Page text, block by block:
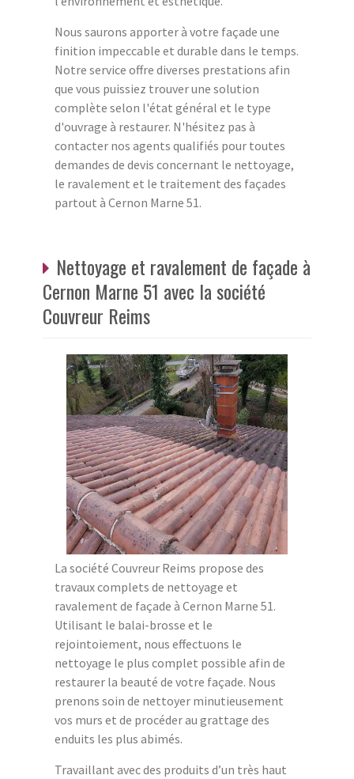
Nous saurons apporter à votre façade une
finition impeccable et durable dans le temps.
Notre service offre diverses prestations afin
que vous puissiez trouver une solution
complète selon l'état général et le type
d'ouvrage à restaurer. N'hésitez pas à
contacter nos agents qualifiés pour toutes
demandes de devis concernant le nettoyage,
le ravalement et le traitement des façades
partout à Cernon Marne 51.
Nettoyage et ravalement de façade à
Cernon Marne 51 avec la société
Couvreur Reims
La société Couvreur Reims propose des
travaux complets de nettoyage et
ravalement de façade à Cernon Marne 51.
Utilisant le balai-brosse et le
rejointoiement, nous effectuons le
nettoyage le plus complet possible afin de
restaurer la beauté de votre façade. Nous
prenons soin de nettoyer minutieusement
vos murs et de procéder au grattage des
enduits les plus abimés.
Travaillant avec des produits d’un très haut